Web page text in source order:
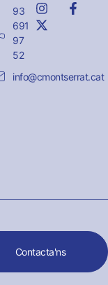
93
691
97
52
info@cmontserrat.cat
Contacta'ns